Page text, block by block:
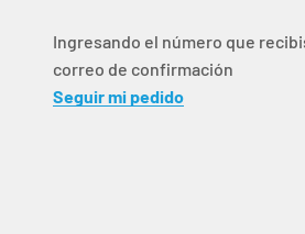
Ingresando el número que
correo de confirmación
Seguir mi pedido